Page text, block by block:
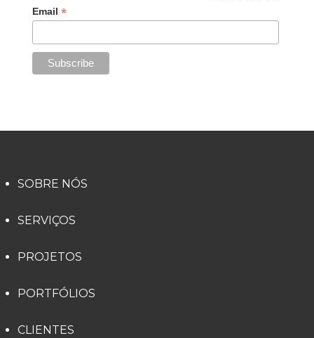
Email*
SOBRE NÓS
SERVIÇOS
PROJETOS
PORTFÓLIOS
CLIENTES